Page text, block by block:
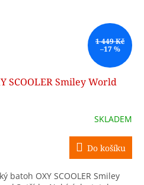
1 449 Kč
–17 %
SCOOLER Smiley World
SKLADEM
Do košíku
batoh OXY SCOOLER Smiley